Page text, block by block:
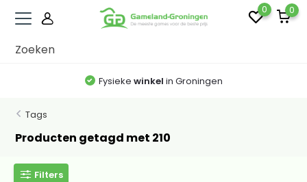
0 0
Fysieke winkel in Groningen
Tags
Producten getagd met 210
Filters